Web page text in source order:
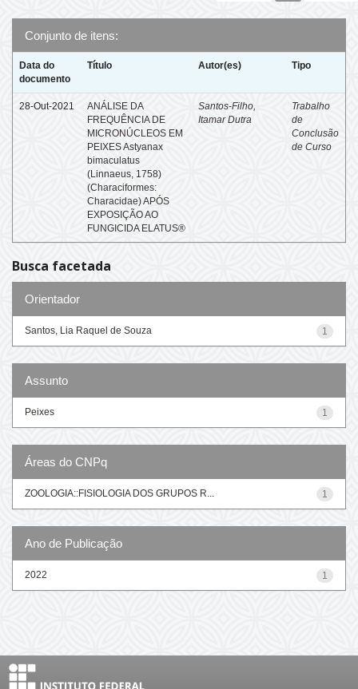
Conjunto de itens:
Data do
documento
Título Autor(es) Tipo
28-Out-2021
ANÁLISE DA
FREQUÊNCIA DE
MICRONÚCLEOS EM
PEIXES Astyanax
bimaculatus
(Linnaeus, 1758)
(Characiformes:
Characidae) APÓS
EXPOSIÇÃO AO
FUNGICIDA ELATUS®
Santos-Filho,
Itamar Dutra
Trabalho
de
Conclusão
de Curso
Busca facetada
Orientador
1
Santos, Lia Raquel de Souza
Assunto
1
Peixes
Áreas do CNPq
1
ZOOLOGIA::FISIOLOGIA DOS GRUPOS R...
Ano de Publicação
1
2022